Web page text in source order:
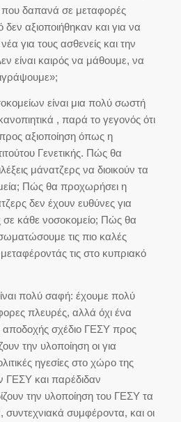
δαπανά σε μεταφορές
αξιοποιήθηκαν και για να
για τους ασθενείς και την
είναι καιρός να μάθουμε, να
είναι μια πολύ σωστή
, παρά το γεγονός ότι
αξιοποίηση όπως η
Γενετικής. Πώς θα
μάνατζερς να διοικούν τα
Πώς θα προχωρήσει η
δεν έχουν ευθύνες για
σε κάθε νοσοκομείο; Πώς θα
τις πιο καλές
τις στο κυπριακό
πολύ σαφή: έχουμε πολύ
πλευρές, αλλά όχι ένα
αποδοχής σχέδιο ΓΕΣΥ προς
την υλοποίηση οι για
ηγεσίες στο χώρο της
ΓΕΣΥ και παρέδιδαν
την υλοποίηση του ΓΕΣΥ τα
συντεχνιακά συμφέροντα, και οι